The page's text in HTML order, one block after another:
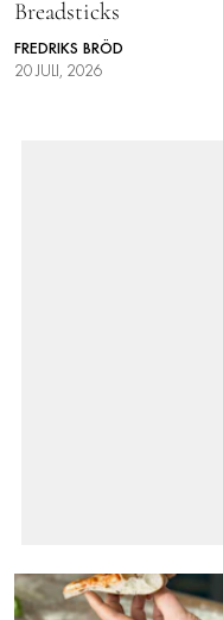
INTEGRITETSPOLICY
ALLA ÄMNEN
Breadsticks
FREDRIKS BRÖD
20 JULI, 2026